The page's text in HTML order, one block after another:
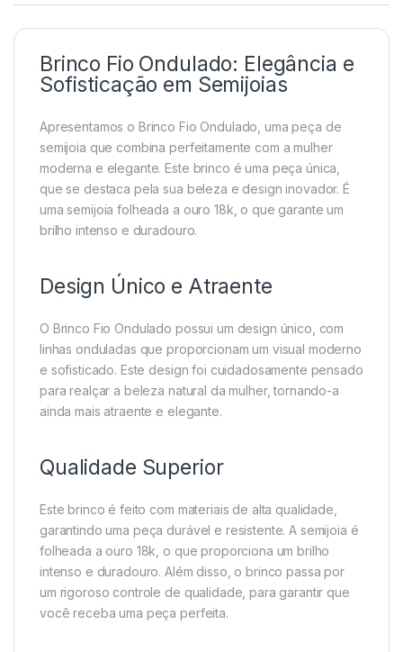
Brinco Fio Ondulado: Elegância e
Sofisticação em Semijoias
Apresentamos o Brinco Fio Ondulado, uma peça de
semijoia que combina perfeitamente com a mulher
moderna e elegante. Este brinco é uma peça única,
que se destaca pela sua beleza e design inovador. É
uma semijoia folheada a ouro 18k, o que garante um
brilho intenso e duradouro.
Design Único e Atraente
O Brinco Fio Ondulado possui um design único, com
linhas onduladas que proporcionam um visual moderno
e sofisticado. Este design foi cuidadosamente pensado
para realçar a beleza natural da mulher, tornando-a
ainda mais atraente e elegante.
Qualidade Superior
Este brinco é feito com materiais de alta qualidade,
garantindo uma peça durável e resistente. A semijoia é
folheada a ouro 18k, o que proporciona um brilho
intenso e duradouro. Além disso, o brinco passa por
um rigoroso controle de qualidade, para garantir que
você receba uma peça perfeita.